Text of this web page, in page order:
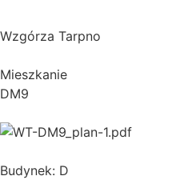
Wzgórza Tarpno
Mieszkanie
DM9
Budynek: D